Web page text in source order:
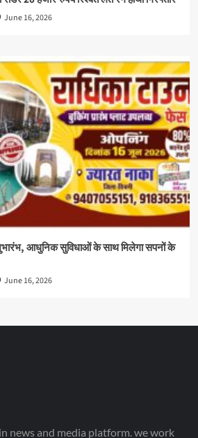
June 16, 2026
आधुनिक सुविधाओं के साथ मिलेगा सपनों के
June 16, 2026
news and media platform. we work